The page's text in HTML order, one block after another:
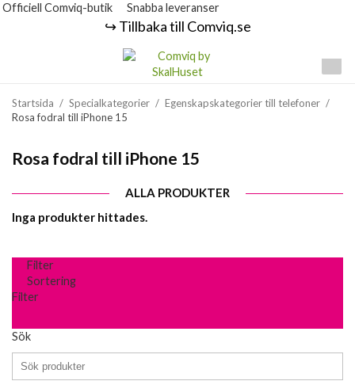
Officiell Comviq-butik Snabba leveranser
↪️ Tillbaka till Comviq.se
Startsida / Specialkategorier / Egenskapskategorier till telefoner /
Rosa fodral till iPhone 15
Rosa fodral till iPhone 15
ALLA PRODUKTER
Inga produkter hittades.
Filter
Sortering
Filter
Sök